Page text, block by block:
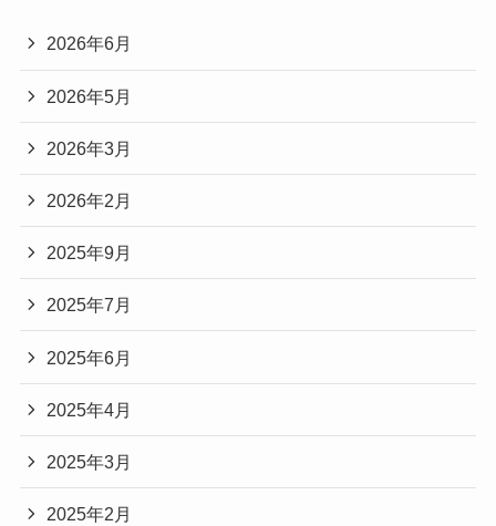
2026年6月
2026年5月
2026年3月
2026年2月
2025年9月
2025年7月
2025年6月
2025年4月
2025年3月
2025年2月